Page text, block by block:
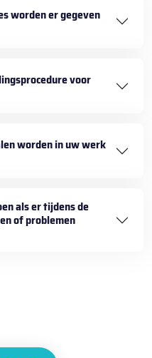
worden er gegeven
voor
worden in uw werk
als er tijdens de
of problemen